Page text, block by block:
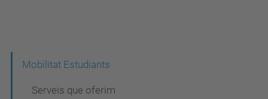
Mobilitat Estudiants
Serveis que oferim